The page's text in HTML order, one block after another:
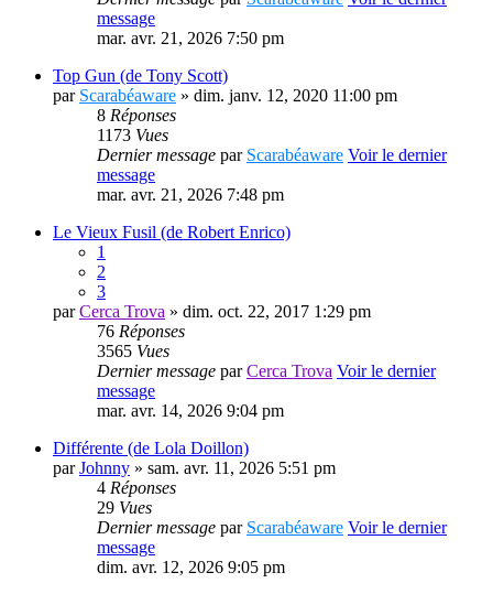
message
mar. avr. 21, 2026 7:50 pm
Top Gun (de Tony Scott)
par Scarabéaware » dim. janv. 12, 2020 11:00 pm
8 Réponses
1173 Vues
Dernier message par Scarabéaware Voir le dernier
message
mar. avr. 21, 2026 7:48 pm
Le Vieux Fusil (de Robert Enrico)
1
2
3
parCerca Trova » dim. oct. 22, 2017 1:29 pm
76 Réponses
3565 Vues
Dernier message parCerca Trova Voir le dernier
message
mar. avr. 14, 2026 9:04 pm
Différente (de Lola Doillon)
parJohnny » sam. avr. 11, 2026 5:51 pm
4 Réponses
29 Vues
Dernier message par Scarabéaware Voir le dernier
message
dim. avr. 12, 2026 9:05 pm